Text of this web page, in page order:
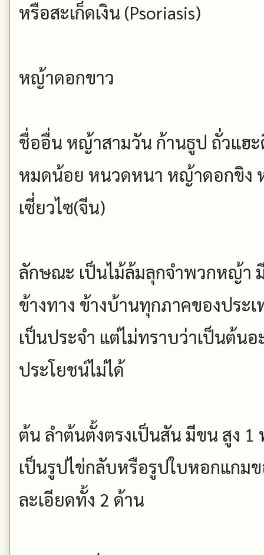
หรือสะเก็ดเงิน (Psoriasis)
หญ้าดอกขาว
ชื่ออื่น หญ้าสามวัน ก้านธูป ถั่วแฮ
หมดน้อย หนวดหนา หญ้าดอกขิง
เซี่ยวไซ(จีน)
ลักษณะ เป็นไม้ล้มลุกจำพวกหญ้า
ข้างทาง ข้างบ้านทุกภาคของปร
เป็นประจำ แต่ไม่ทราบว่าเป็นต้น
ประโยชน์ไม่ได้
ต้น ลำต้นตั้งตรงเป็นสัน มีขน สูง 1
เป็นรูปไข่กลับหรือรูปใบหอกแก
ละเอียดทั้ง 2 ด้าน